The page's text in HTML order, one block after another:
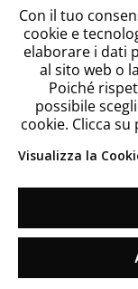
Since 2018
Cookie
Con il tuo
cookie e
elaborare i dati
al sito web o
Poiché
possibile
cookie. Clicca
Visualizza la